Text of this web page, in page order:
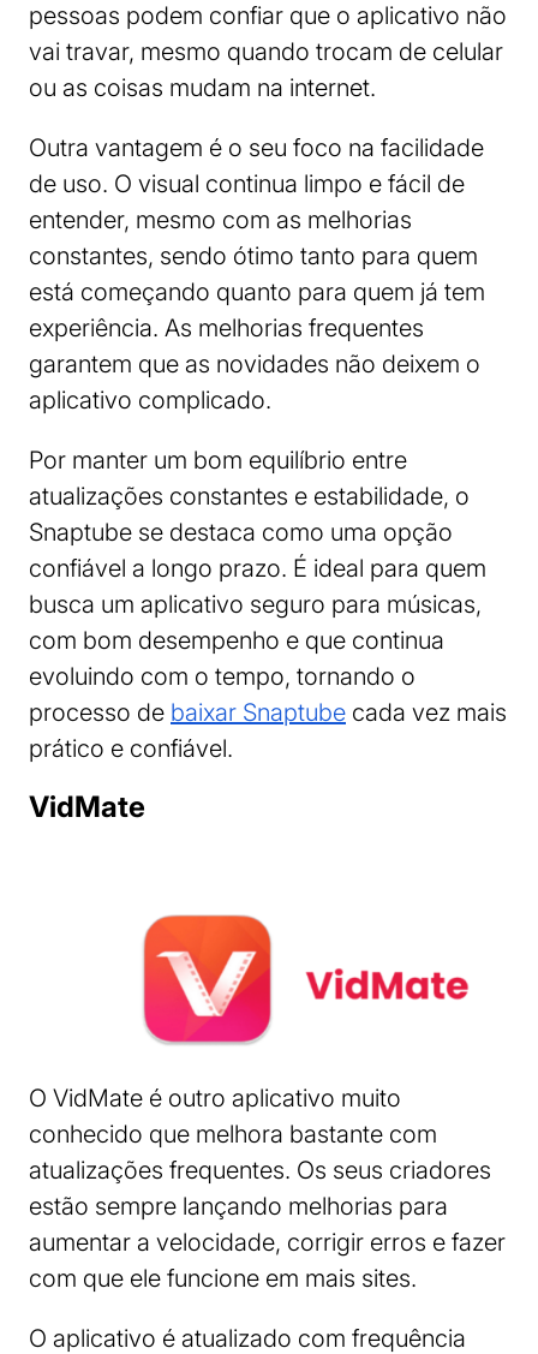
pessoas podem confiar que o aplicativo não
vai travar, mesmo quando trocam de celular
ou as coisas mudam na internet.
Outra vantagem é o seu foco na facilidade
de uso. O visual continua limpo e fácil de
entender, mesmo com as melhorias
constantes, sendo ótimo tanto para quem
está começando quanto para quem já tem
experiência. As melhorias frequentes
garantem que as novidades não deixem o
aplicativo complicado.
Por manter um bom equilíbrio entre
atualizações constantes e estabilidade, o
Snaptube se destaca como uma opção
confiável a longo prazo. É ideal para quem
busca um aplicativo seguro para músicas,
com bom desempenho e que continua
evoluindo com o tempo, tornando o
processo de baixar Snaptube cada vez mais
prático e confiável.
VidMate
O VidMate é outro aplicativo muito
conhecido que melhora bastante com
atualizações frequentes. Os seus criadores
estão sempre lançando melhorias para
aumentar a velocidade, corrigir erros e fazer
com que ele funcione em mais sites.
O aplicativo é atualizado com frequência